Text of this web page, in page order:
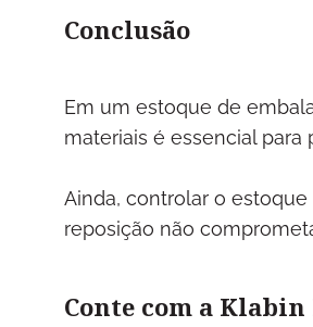
Conclusão
Em um estoque de
materiais é essencial
Ainda, controlar o
reposição não
Conte com a